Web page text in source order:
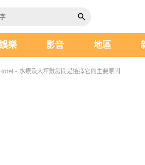
樂 影音 地區
- 水療及大坪數房間是選擇它的主要原因